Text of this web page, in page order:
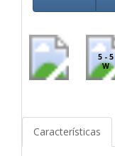
5 - 5
W
Características